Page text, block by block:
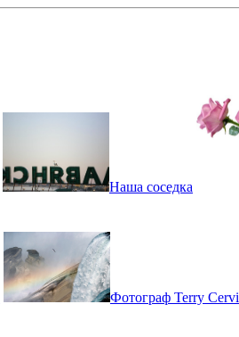
Наша соседка
Фотограф Terry Cervi